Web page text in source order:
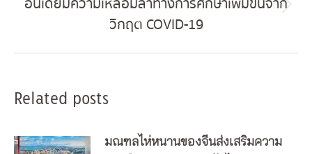
post:
วิกฤต COVID-19
Related posts
มณฑลไห่หนานของจีนส่งเสริมความ